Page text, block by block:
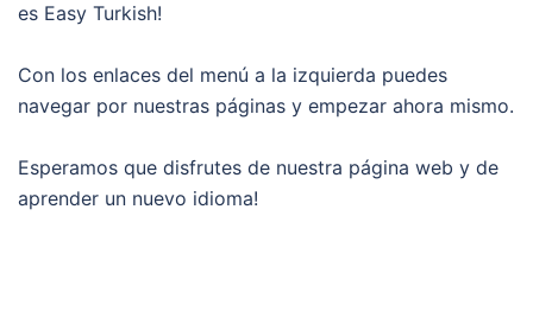
es Easy Turkish!
Con los enlaces del menú a la izquierda puedes
navegar por nuestras páginas y empezar ahora mismo.
Esperamos que disfrutes de nuestra página web y de
aprender un nuevo idioma!